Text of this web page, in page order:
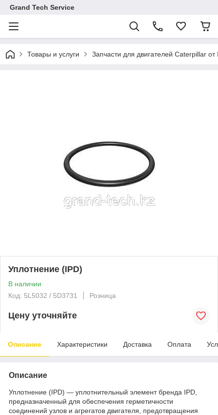
Grand Tech Service
Товары и услуги Запчасти для двигателей Caterpillar от
Уплотнение (IPD)
В наличии
Код: 5L5032 / 5D3731
Розница
Цену уточняйте
Описание Характеристики Доставка Оплата
Описание
Уплотнение (IPD) — уплотнительный элемент бренда IPD,
предназначенный для обеспечения герметичности
соединений узлов и агрегатов двигателя, предотвращения